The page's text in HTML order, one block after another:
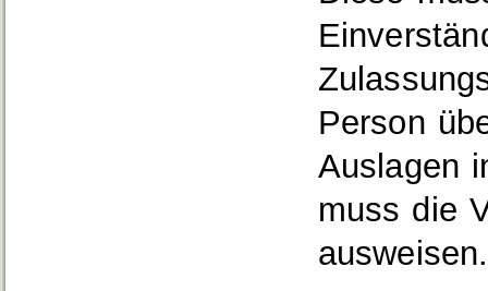
Person
Auslagen
muss die
ausweisen.